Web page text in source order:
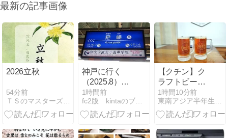
最新の記事画像
2026立秋
54分前
ＴＳのマスターズ水泳ブログ
神戸に行く
（2025.8）37.
尼崎
1時間前
fc2版 kintaのブログ
【クチン】ク
ラフトビール
とハンバーガ
ー ｜
Southside
1時間10分前
東南アジア半年生活の旅行記と食べ歩きグルメ地図